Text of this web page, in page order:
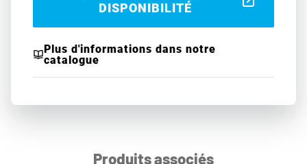
DISPONIBILITÉ
Plus d'informations dans notre
catalogue
Produits associés